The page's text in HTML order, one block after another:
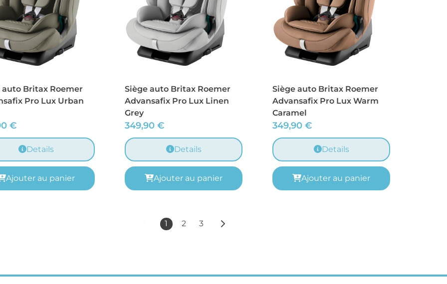
auto Britax Roemer
Pro Lux Urban
€
Details
Ajouter au panier
Siège auto Britax Roemer
Advansafix Pro Lux Linen
Grey
349,90 €
Details
Ajouter au panier
Siège auto Britax Roemer
Advansafix Pro Lux Warm
Caramel
349,90 €
Details
Ajouter au panier
1 2 3